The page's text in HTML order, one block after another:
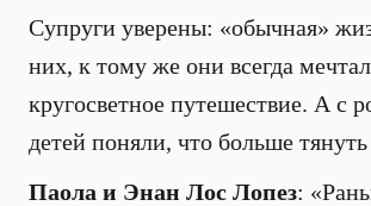
Супруги уверены: «обычная»
них, к тому же они всегда
кругосветное путешествие. А с
детей поняли, что больше тянуть
Паола и Энан Лос Лопез: